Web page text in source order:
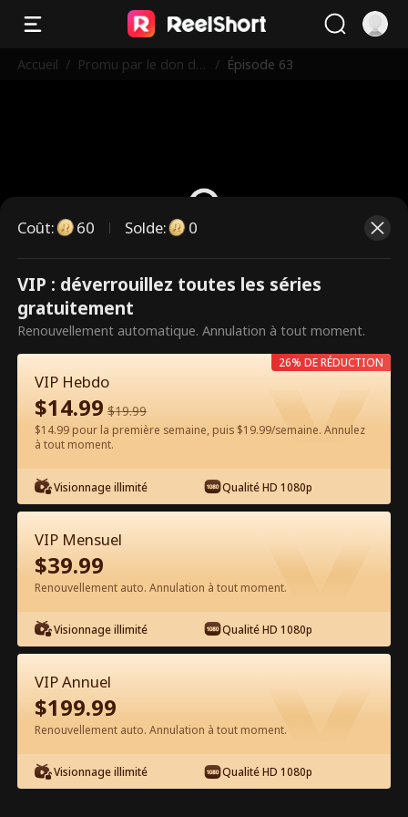
Accueil / Promu par le don de
/ Épisode 63
Ce sont des épisodes payants.
Débloquez pour regarder.
Regarder gratuitement sur l'App
Épisode 63 - Promu par le don de
sperme pour mon patron Film
complet
1-50 51-74 Tous les épisodes
Coût: 60 Solde: 0
VIP : déverrouillez toutes les séries
gratuitement
Renouvellement automatique. Annulation à tout moment.
VIP Hebdo
$14.99 $19.99
$14.99 pour la première semaine, puis $19.99/semaine. Annulez
à tout moment.
Visionnage illimité Qualité HD 1080p
26% DE RÉDUCTION
VIP Mensuel
$39.99
Renouvellement auto. Annulation à tout moment.
Visionnage illimité Qualité HD 1080p
VIP Annuel
$199.99
Renouvellement auto. Annulation à tout moment.
Visionnage illimité Qualité HD 1080p